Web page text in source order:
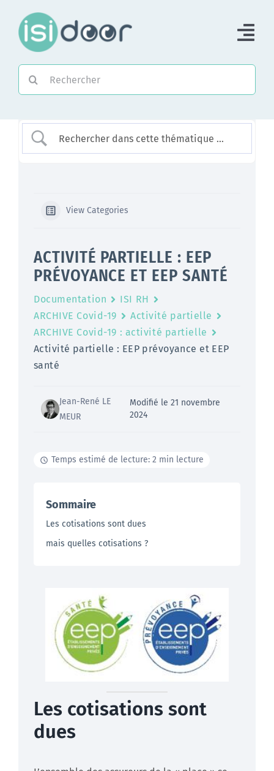
contenu
Piloter un réseau
View Categories
ACTIVITÉ PARTIELLE : EEP
PRÉVOYANCE ET EEP SANTÉ
Documentation
ISI RH
ARCHIVE Covid-19
Activité partielle
ARCHIVE Covid-19 : activité partielle
Activité partielle : EEP prévoyance et EEP
santé
Jean-René LE
MEUR
Modifié le 21 novembre
2024
Temps estimé de lecture: 2 min lecture
Sommaire
Les cotisations sont dues
mais quelles cotisations ?
Les cotisations sont
dues